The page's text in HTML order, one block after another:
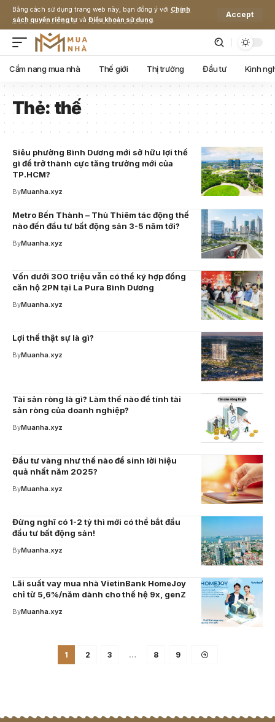
Bằng cách sử dụng trang web này, bạn đồng ý với Chính
sách quyền riêng tư và Điều khoản sử dụng.
Accept
Cẩm nang mua nhà Thế giới Thị trường Đầu tư Kinh
Thẻ:thế
Siêu phường Bình Dương mới sở hữu lợi thế
gì để trở thành cực tăng trưởng mới của
TP.HCM?
ByMuanha.xyz
Metro Bến Thành – Thủ Thiêm tác động thế
nào đến đầu tư bất động sản 3-5 năm tới?
ByMuanha.xyz
Vốn dưới 300 triệu vẫn có thể ký hợp đồng
căn hộ 2PN tại La Pura Bình Dương
ByMuanha.xyz
Lợi thế thật sự là gì?
ByMuanha.xyz
Tài sản ròng là gì? Làm thế nào để tính tài
sản ròng của doanh nghiệp?
ByMuanha.xyz
Đầu tư vàng như thế nào để sinh lời hiệu
quả nhất năm 2025?
ByMuanha.xyz
Đừng nghĩ có 1-2 tỷ thì mới có thể bắt đầu
đầu tư bất động sản!
ByMuanha.xyz
Lãi suất vay mua nhà VietinBank HomeJoy
chỉ từ 5,6%/năm dành cho thế hệ 9x, genZ
ByMuanha.xyz
1 2 3 … 8 9